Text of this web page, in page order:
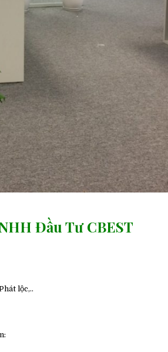
Đầu Tư CBEST
lộc,..